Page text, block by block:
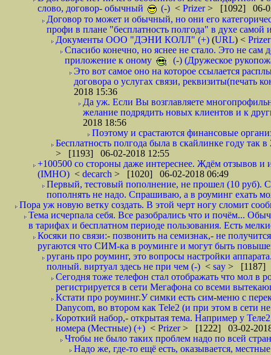
слово, договор- обычный
(-) < Prizer> [1092] 06-
Договор то может и обычный, но они его
профи в плане "бесплатность полгода" в духе
Документы ООО "ДЭНИ КОЛЛ" (+) (URL) <
Спасибо конечно, но яснее не стало. Это не сам
приложение к оному
(-) (Дружеское
Это вот самое оно на которое ссылается
договора о услугах связи, реквизиты(печать
2018 15:36
Да уж. Если Вы возглавляете
желание подрядить новых клиентов и к
2018 18:56
Поэтому и срастаются финансовые
Бесплатность полгода была в скайлинке году
> [1193] 06-02-2018 12:55
+100500 со стороны даже интереснее. Ждём отзывов и
(IMHO) < decarch > [1020] 06-02-2018 06:49
Первый, тестовый пополнение, не прошел (10 руб).
пополнять не надо. Спрашиваю, а в роуминг ехать
Пора уж новую ветку создать. В этой черт ногу сломит
Тема исчерпала себя. Все разобрались что и почём...
в тарифах и бесплатном периоде пользования. Есть
Косяки по связи:- позвонить на семизнак,- не
ругаются что СИМ-ка в роуминге и могут быть
ругань про роуминг, это вопросы настройки
полный. виртуал здесь не при чем (-) < say > [1187]
Сегодня тоже телефон стал отображать что мол в
регистрируется в сети Мегафона со всеми
Кстати про роуминг.У симки есть сим-меню с
Danycom, во втором как Tele2 (и при этом в сети
Короткий набор,- открытая тема. Например у
номера (Местные) (+) < Prizer> [1222] 03-02-
Чтобы не было таких проблем надо по всей
Надо же, где-то ещё есть, оказывается,